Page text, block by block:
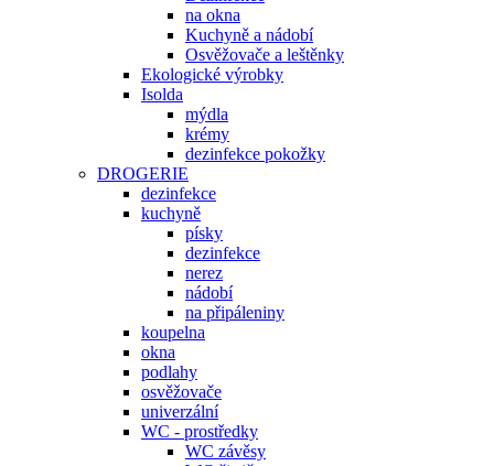
na okna
Kuchyně a nádobí
Osvěžovače a leštěnky
Ekologické výrobky
Isolda
mýdla
krémy
dezinfekce pokožky
DROGERIE
dezinfekce
kuchyně
písky
dezinfekce
nerez
nádobí
na připáleniny
koupelna
okna
podlahy
osvěžovače
univerzální
WC - prostředky
WC závěsy